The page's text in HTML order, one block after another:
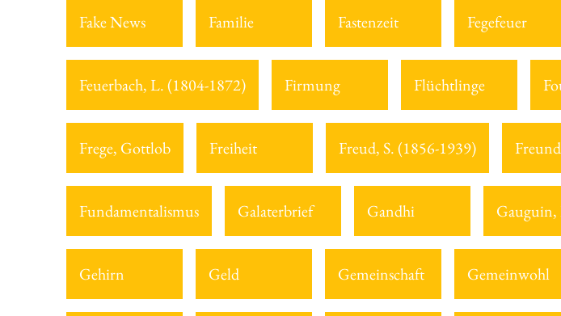
Fake News Familie Fastenzeit Fegefeuer
Feuerbach, L. (1804-1872) Firmung Flüchtlinge
Frege, Gottlob Freiheit Freud, S. (1856-1939)
Fundamentalismus Galaterbrief Gandhi Gauguin,
Gehirn Geld Gemeinschaft Gemeinwohl